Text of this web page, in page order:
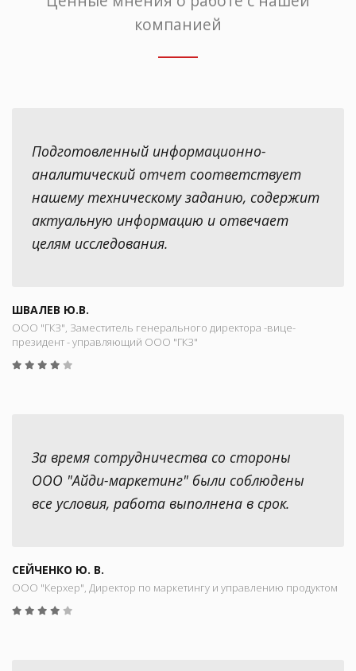
компанией
Подготовленный информационно-
аналитический отчет соответствует
нашему техническому заданию, содержит
актуальную информацию и отвечает
целям исследования.
ШВАЛЕВ Ю.В.
ООО "ГКЗ", Заместитель генерального директора -вице-
президент - управляющий ООО "ГКЗ"
За время сотрудничества со стороны
ООО "Айди-маркетинг" были соблюдены
все условия, работа выполнена в срок.
СЕЙЧЕНКО Ю. В.
ООО "Керхер", Директор по маркетингу и управлению продуктом